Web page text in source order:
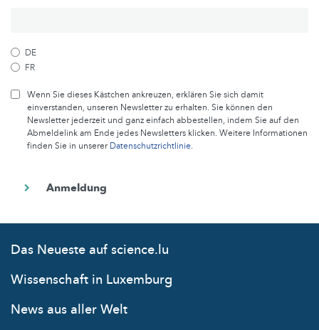
DE
FR
Wenn Sie dieses Kästchen ankreuzen, erklären Sie sich damit
einverstanden, unseren Newsletter zu erhalten. Sie können den
Newsletter jederzeit und ganz einfach abbestellen, indem Sie auf den
Abmeldelink am Ende jedes Newsletters klicken. Weitere Informationen
finden Sie in unsererDatenschutzrichtlinie.
Das Neueste auf science.lu
Wissenschaft in Luxemburg
News aus aller Welt